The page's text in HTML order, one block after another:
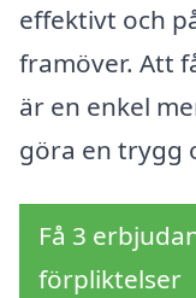
effektivt och
framöver. Att
är en enkel
göra en trygg
Få 3
förpliktelser